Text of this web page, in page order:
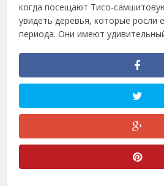
когда посещают Тисо-
увидеть деревья, которые росли
периода. Они имеют